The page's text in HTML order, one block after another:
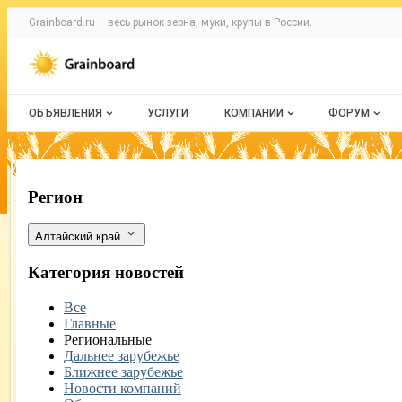
Раздел навигации по сайту
Grainboard.ru – весь рынок зерна, муки, крупы в России.
Авторизация и меню пользователя
Навигация по разделам сайта grainboard.ru
ОБЪЯВЛЕНИЯ
Все объявления
Мои объявления
УСЛУГИ КОМПАНИИ
О каталоге компаний
ФОРУМ
Все темы
Алтайский край поставил в Китай
Фильтры
Регион
Алтайский край
Категория новостей
Все
Главные
Региональные
Дальнее зарубежье
Ближнее зарубежье
Новости компаний